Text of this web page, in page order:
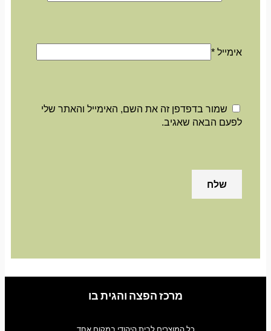
אימייל*
שמור בדפדפן זה את השם, האימייל והאתר שלי
לפעם הבאה שאגיב.
מרכז הפצה והגית בו